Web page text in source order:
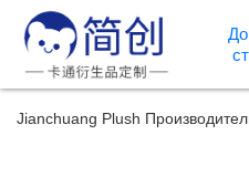
Jianchuang Plush